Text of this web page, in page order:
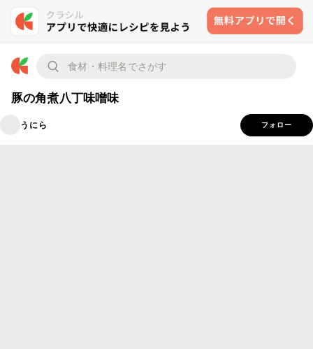
豚の角煮八丁味噌味
うにら フォロー